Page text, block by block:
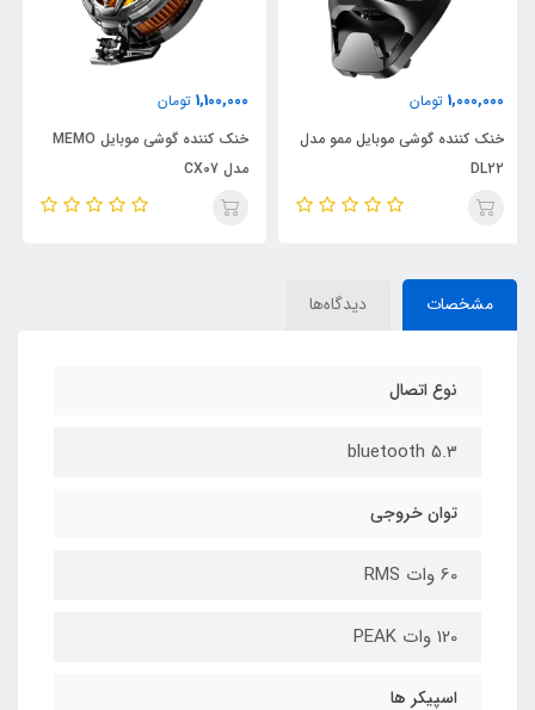
1,100,000
خنک کننده گوشی موبایل MEMO
3,100,000
ساعت هوشمند هیسکا مدل
SERIES 8
مشخصات دیدگاه‌ها
نوع اتصال
bluetooth 5.3
توان خروجی
60 وات RMS
120 وات PEAK
اسپیکر ها